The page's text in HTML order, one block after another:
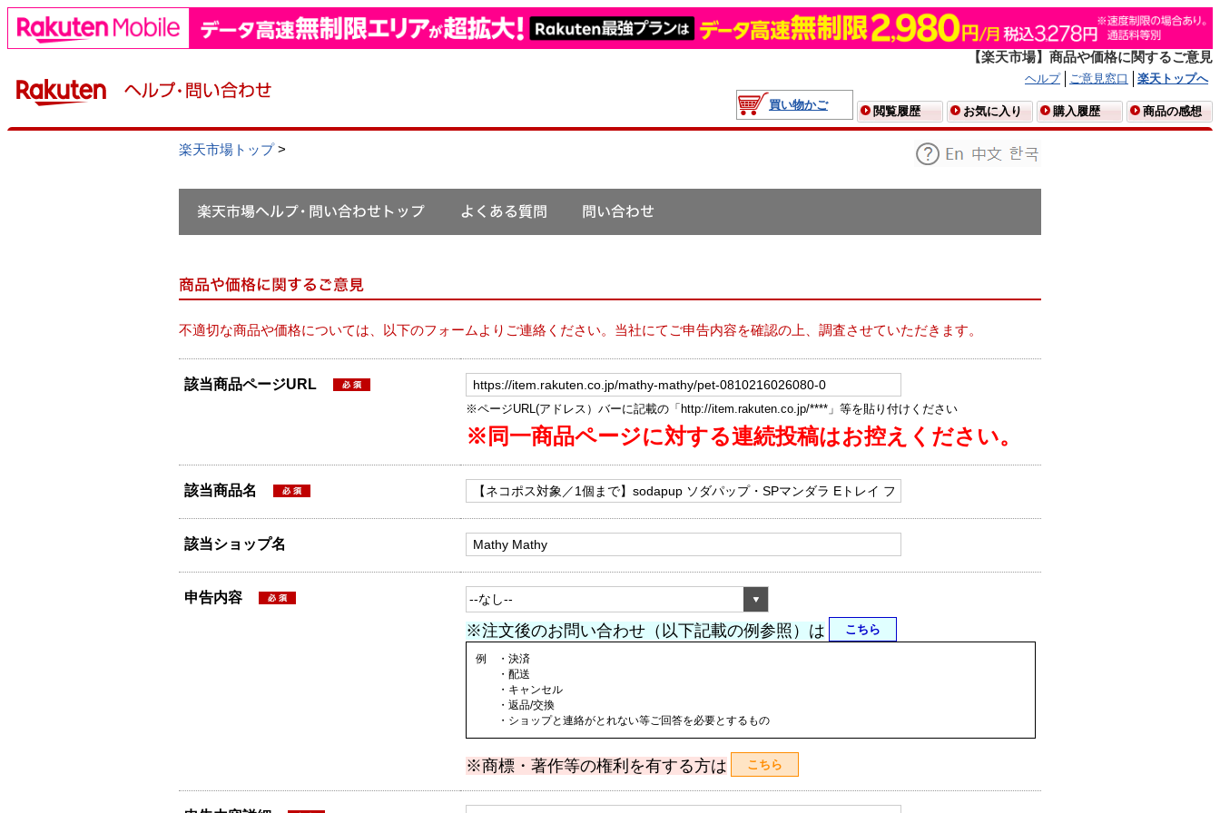
【楽天市場】商品や価格に関するご意見
ヘルプ ご意見窓口
楽天トップへ
買い物かご
閲覧履歴 お気に入り 購入履歴 商品の感想
楽天市場トップ>
不適切な商品や価格については、以下のフォームよりご連絡ください。当社にてご申告内容を確認の上、調査させていただきます。
該当商品ページURL
※ページURL(アドレス）バーに記載の「http://item.rakuten.co.jp/****」等を貼り付けください
※同一商品ページに対する連続投稿はお控えください。
該当商品名
該当ショップ名
申告内容
※注文後のお問い合わせ（以下記載の例参照）は こちら
例 ・決済
・配送
・キャンセル
・返品/交換
・ショップと連絡がとれない等ご回答を必要とするもの
※商標・著作等の権利を有する方は こちら